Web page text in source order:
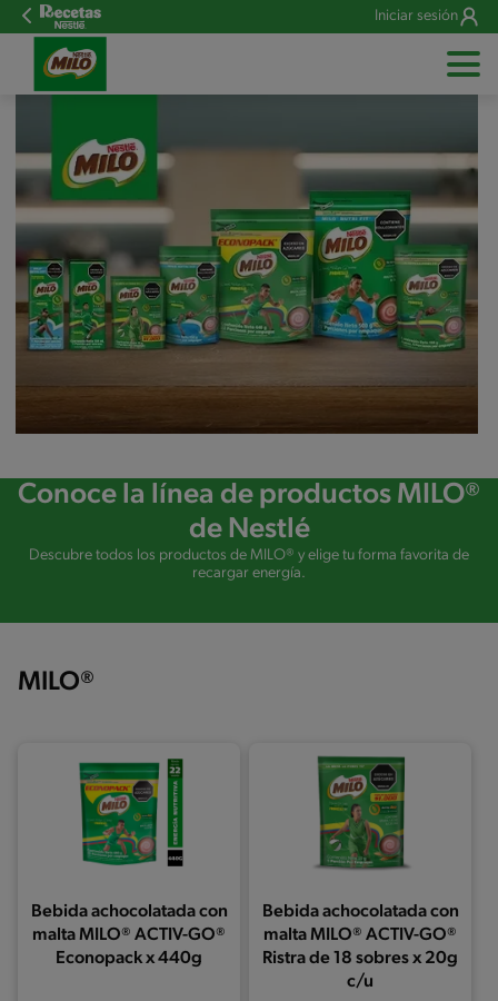
Iniciar sesión
Conoce la línea de productos MILO®
de Nestlé
Descubre todos los productos de MILO® y elige tu forma favorita de
recargar energía.
MILO®
Bebida achocolatada con
malta MILO® ACTIV-GO®
Econopack x 440g
Bebida achocolatada con
malta MILO® ACTIV-GO®
Ristra de 18 sobres x 20g
c/u